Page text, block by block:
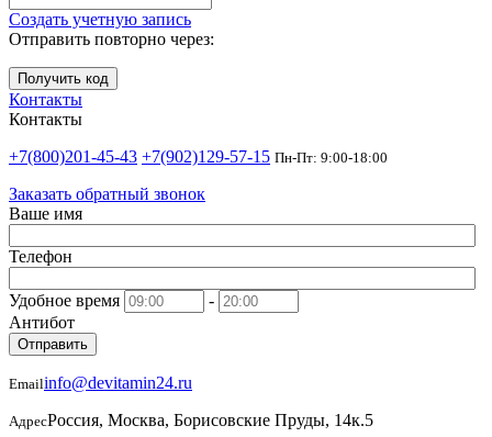
Создать учетную запись
Отправить повторно через:
Получить код
Контакты
Контакты
+7(800)201-45-43 +7(902)129-57-15 Пн-Пт: 9:00-18:00
Заказать обратный звонок
Ваше имя
Телефон
Удобное время
-
Антибот
Отправить
Emailinfo@devitamin24.ru
АдресРоссия, Москва, Борисовские Пруды, 14к.5